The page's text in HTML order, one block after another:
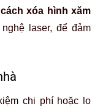
cách xóa hình xăm
laser, để đảm
chi phí hoặc lo